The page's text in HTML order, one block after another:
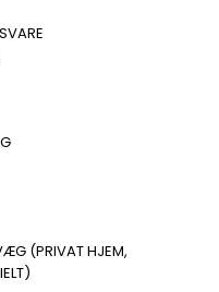
(PRIVAT HJEM,